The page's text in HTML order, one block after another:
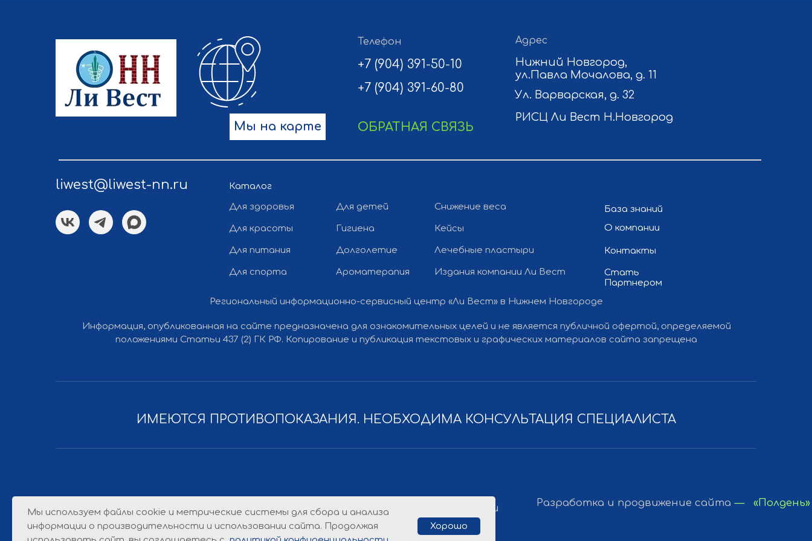
liwest@liwest-nn.ru
Телефон
+7 (904) 391-50-10
+7 (904) 391-60-80
ОБРАТНАЯ СВЯЗЬ
База знаний
О компании
Контакты
Стать
Партнером
Региональный информационно-сервисный центр «Ли Вест» в Нижнем Новгороде
Информация, опубликованная на сайте предназначена для ознакомительных целей и не является публичной офертой, определяемой
положениями Статьи 437 (2) ГК РФ. Копирование и публикация текстовых и графических материалов сайта запрещена
Снижение веса
Кейсы
Лечебные пластыри
Издания компании Ли Вест
Для детей
Гигиена
Долголетие
Ароматерапия
Каталог
Для здоровья
Для красоты
Для питания
Для спорта
Мы на карте
Адрес
Ул. Варварская, д. 32
Нижний Новгород,
ул.Павла Мочалова, д. 11
РИСЦ Ли Вест Н.Новгород
ИМЕЮТСЯ ПРОТИВОПОКАЗАНИЯ. НЕОБХОДИМА КОНСУЛЬТАЦИЯ СПЕЦИАЛИСТА
Все права защищены © 2012-2026 Ли Вест НН Политика конфиденциальности — «Полдень»
Разработка и продвижение сайта
Мы используем файлы cookie и метрические системы для сбора и анализа
информации о производительности и использовании сайта. Продолжая
Хорошо